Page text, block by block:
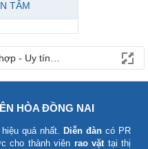
TÂM
- Uy tín - Miễn phí
HÒA ĐỒNG NAI
hiệu quả nhất. Diễn đàn có PR
cho thành viên rao vặt tại thị